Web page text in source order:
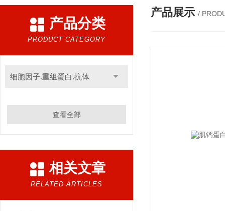
产品分类
PRODUCT CATEGORY
细胞因子.重组蛋白.抗体
查看全部
相关文章
RELATED ARTICLES
产品展示 /